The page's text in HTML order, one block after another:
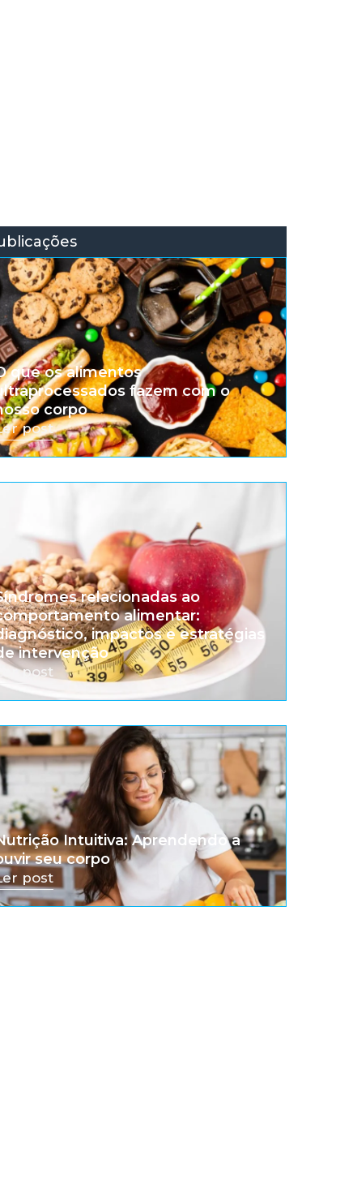
que os alimentos
fazem com o
corpo
post
relacionadas ao
alimentar:
impactos e estratégias
intervenção
post
Intuitiva: Aprendendo a
seu corpo
post